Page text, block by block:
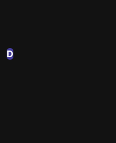
D